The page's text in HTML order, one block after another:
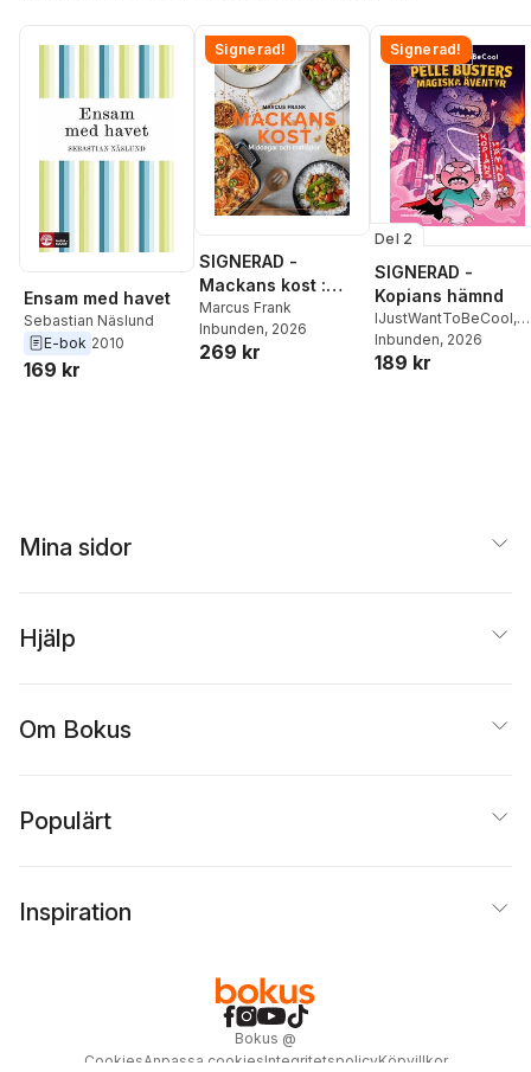
Ensam med havet
Sebastian Näslund
E-bok 2010
169 kr
Signerad!
SIGNERAD -
Mackans kost :
Middagar och
matlådor
Marcus Frank
Inbunden, 2026
269 kr
Signerad!
Del 2
SIGNERAD -
Kopians hämnd
IJustWantToBeCool,
Joel Adolphson
Ejdemo Beer
Inbunden, 2026
189 kr
Mina sidor
Hjälp
Om Bokus
Populärt
Inspiration
Bokus @
CookiesAnpassa cookiesIntegritetspolicyKöpvillkor